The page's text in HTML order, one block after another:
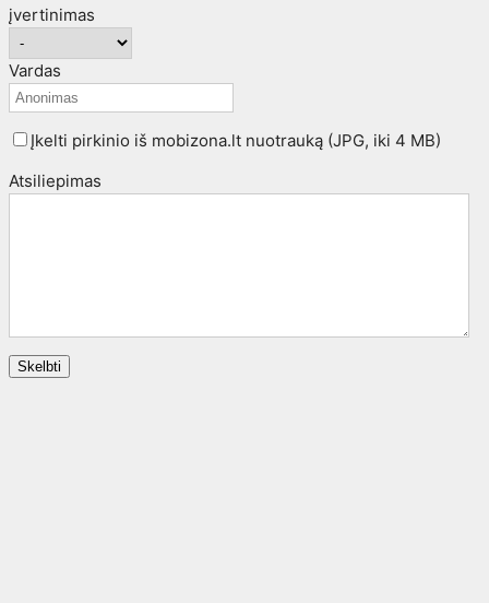
įvertinimas
Vardas
Įkelti pirkinio iš mobizona.lt nuotrauką (JPG, iki 4 MB)
Atsiliepimas